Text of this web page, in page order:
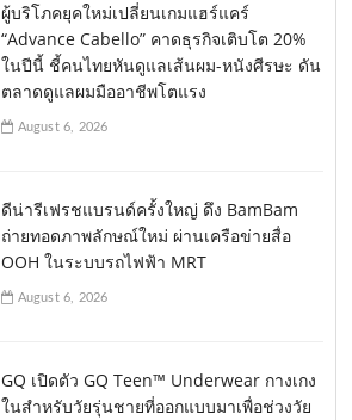
ผู้บริโภคยุคใหม่เปลี่ยนเกมแฮร์แคร์
“Advance Cabello” คาดธุรกิจเติบโต 20%
ในปีนี้ ชี้คนไทยหันดูแลเส้นผม-หนังศีรษะ ดัน
ตลาดดูแลผมมืออาชีพโตแรง
August 6, 2026
ดีน่ารีเฟรชแบรนด์ครั้งใหญ่ ดึง BamBam
ถ่ายทอดภาพลักษณ์ใหม่ ผ่านเครือข่ายสื่อ
OOH ในระบบรถไฟฟ้า MRT
August 6, 2026
GQ เปิดตัว GQ Teen™ Underwear กางเกง
ในสำหรับวัยรุ่นชายที่ออกแบบมาเพื่อช่วงวัย